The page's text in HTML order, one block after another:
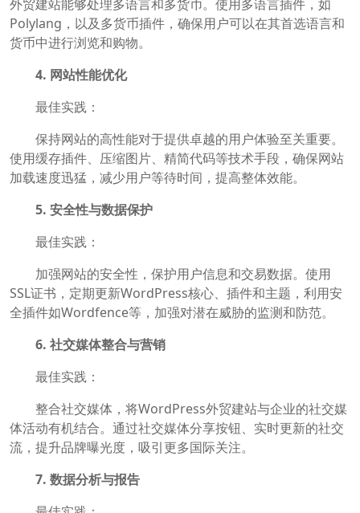
外贸建站能够处理多语言和多货币。使用多语言插件，如
Polylang，以及多货币插件，确保用户可以在其首选语言和
货币中进行浏览和购物。
4. 网站性能优化
最佳实践：
保持网站的高性能对于提供卓越的用户体验至关重要。
使用缓存插件、压缩图片、精简代码等技术手段，确保网站
加载速度迅猛，减少用户等待时间，提高整体效能。
5. 安全性与数据保护
最佳实践：
加强网站的安全性，保护用户信息和交易数据。使用
SSL证书，定期更新WordPress核心、插件和主题，利用安
全插件如Wordfence等，加强对潜在威胁的监测和防范。
6. 社交媒体整合与营销
最佳实践：
整合社交媒体，将WordPress外贸建站与企业的社交媒
体活动有机结合。通过社交媒体分享按钮、实时更新的社交
流，提升品牌曝光度，吸引更多国际关注。
7. 数据分析与报告